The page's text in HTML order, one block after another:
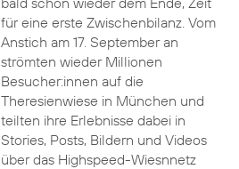
für eine erste Zwischenbilanz. Vom
Anstich am 17. September an
strömten wieder Millionen
Besucher:innen auf die
Theresienwiese in München und
teilten ihre Erlebnisse dabei in
Stories, Posts, Bildern und Videos
über das Highspeed-Wiesnnetz